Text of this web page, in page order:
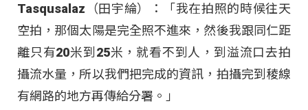
Tasqusalaz（田宇綸）：「我在拍照的時候往天
空拍，那個太陽是完全照不進來，然後我跟同仁距
離只有20米到25米，就看不到人，到溢流口去拍
攝流水量，所以我們把完成的資訊，拍攝完到稜線
有網路的地方再傳給分署。」